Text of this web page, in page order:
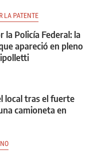
LA PATENTE
la Policía Federal: la
apareció en pleno
local tras el fuerte
camioneta en